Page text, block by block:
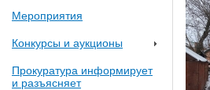
Мероприятия
Конкурсы и аукционы
Прокуратура информирует
и разъясняет